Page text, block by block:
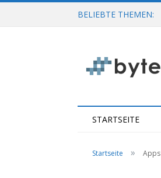
BELIEBTE THEMEN:
STARTSEITE
Startseite » Apps